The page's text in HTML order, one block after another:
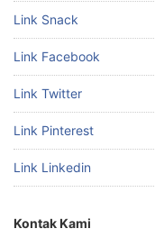
Link Snack
Link Facebook
Link Twitter
Link Pinterest
Link Linkedin
Kontak Kami